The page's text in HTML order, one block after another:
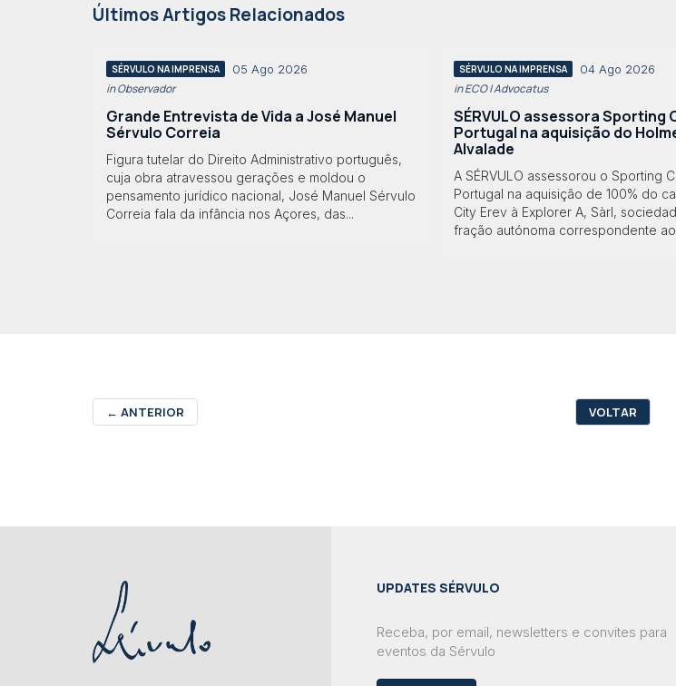
Últimos Artigos Relacionados
SÉRVULO NA IMPRENSA 05 Ago 2026
in Observador
Grande Entrevista de Vida a José Manuel
Sérvulo Correia
Figura tutelar do Direito Administrativo português,
cuja obra atravessou gerações e moldou o
pensamento jurídico nacional, José Manuel Sérvulo
Correia fala da infância nos Açores, das...
SÉRVULO NA IMPRENSA 04 Ago 2026
in ECO | Advocatus
SÉRVULO assessora Sporting
Portugal na aquisição do
Alvalade
A SÉRVULO assessorou o Sporting
Portugal na aquisição de 100% do
City Erev à Explorer A, Sàrl,
fração autónoma correspondente ao
← ANTERIOR VOLTAR
UPDATES SÉRVULO
Receba, por email, newsletters e convites para
eventos da Sérvulo